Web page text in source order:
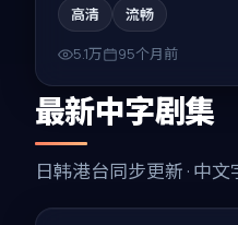
高清
流畅
5.1万
95个月前
最新中字剧集
日韩港台同步更新 · 中